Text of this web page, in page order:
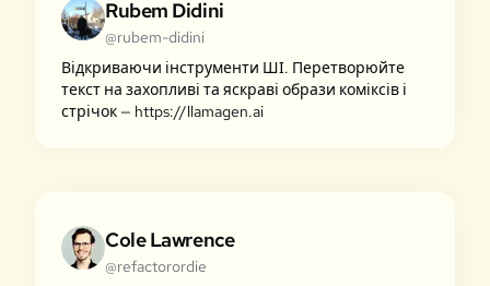
Rubem Didini
@rubem-didini
Відкриваючи інструменти ШІ. Перетворюйте
текст на захопливі та яскраві образи коміксів і
стрічок — https://llamagen.ai
Cole Lawrence
@refactorordie